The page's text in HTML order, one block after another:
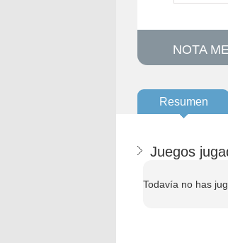
NOTA
Resumen
Juegos
Todavía no has